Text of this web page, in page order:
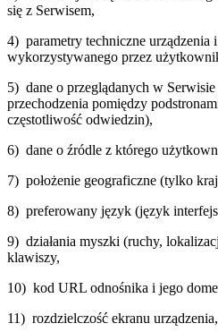
się z Serwisem,
4) parametry techniczne urządzenia
wykorzystywanego przez
5) dane o przeglądanych w Serwisie
przechodzenia pomiędzy
częstotliwość odwiedzin),
6) dane o źródle z którego
7) położenie geograficzne (tylko
8) preferowany język (język
9) działania myszki (ruchy,
klawiszy,
10) kod URL odnośnika i jego
11) rozdzielczość ekranu urządzenia,